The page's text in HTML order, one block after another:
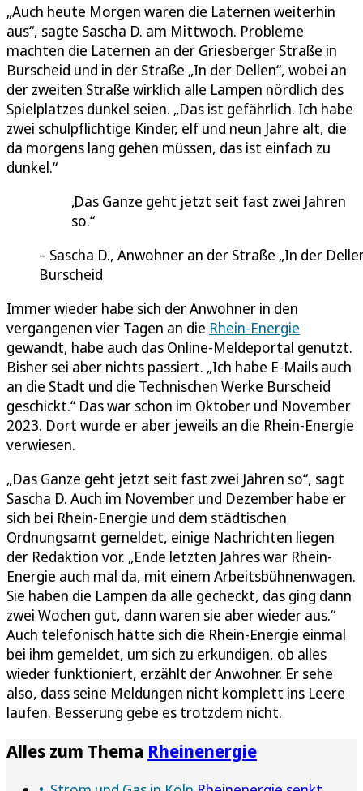
„Auch heute Morgen waren die Laternen weiterhin
aus“, sagte Sascha D. am Mittwoch. Probleme
machten die Laternen an der Griesberger Straße in
Burscheid und in der Straße „In der Dellen“, wobei an
der zweiten Straße wirklich alle Lampen nördlich des
Spielplatzes dunkel seien. „Das ist gefährlich. Ich habe
zwei schulpflichtige Kinder, elf und neun Jahre alt, die
da morgens lang gehen müssen, das ist einfach zu
dunkel.“
Das Ganze geht jetzt seit fast zwei Jahren
so.
Sascha D., Anwohner an der Straße „In der
Burscheid
Immer wieder habe sich der Anwohner in den
vergangenen vier Tagen an die Rhein-Energie
gewandt, habe auch das Online-Meldeportal genutzt.
Bisher sei aber nichts passiert. „Ich habe E-Mails auch
an die Stadt und die Technischen Werke Burscheid
geschickt.“ Das war schon im Oktober und November
2023. Dort wurde er aber jeweils an die Rhein-Energie
verwiesen.
„Das Ganze geht jetzt seit fast zwei Jahren so“, sagt
Sascha D. Auch im November und Dezember habe er
sich bei Rhein-Energie und dem städtischen
Ordnungsamt gemeldet, einige Nachrichten liegen
der Redaktion vor. „Ende letzten Jahres war Rhein-
Energie auch mal da, mit einem Arbeitsbühnenwagen.
Sie haben die Lampen da alle gecheckt, das ging dann
zwei Wochen gut, dann waren sie aber wieder aus.“
Auch telefonisch hätte sich die Rhein-Energie einmal
bei ihm gemeldet, um sich zu erkundigen, ob alles
wieder funktioniert, erzählt der Anwohner. Er sehe
also, dass seine Meldungen nicht komplett ins Leere
laufen. Besserung gebe es trotzdem nicht.
Alles zum Thema Rheinenergie